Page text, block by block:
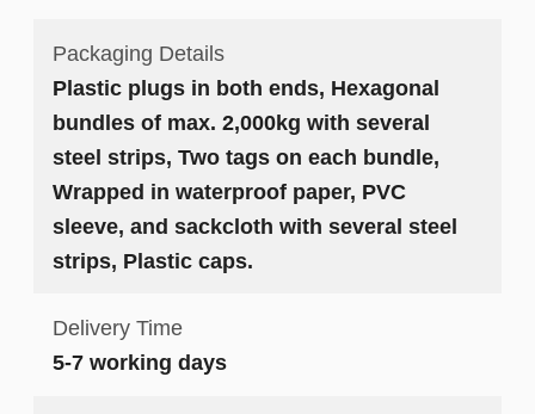
Packaging Details
Plastic plugs in both ends, Hexagonal
bundles of max. 2,000kg with several
steel strips, Two tags on each bundle,
Wrapped in waterproof paper, PVC
sleeve, and sackcloth with several steel
strips, Plastic caps.
Delivery Time
5-7 working days